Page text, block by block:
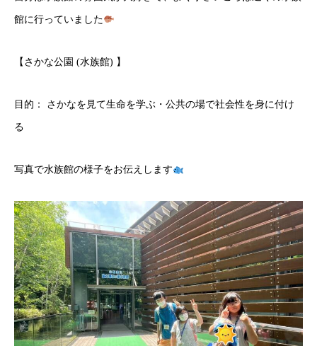
館に行っていました
【さかな公園 (水族館) 】
目的： さかなを見て生命を学ぶ・公共の場で社会性を身に付け
る
写真で水族館の様子をお伝えします